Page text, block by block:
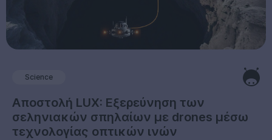
Science
Αποστολή LUX: Εξερεύνηση των
σεληνιακών σπηλαίων με drones μέσω
τεχνολογίας οπτικών ινών